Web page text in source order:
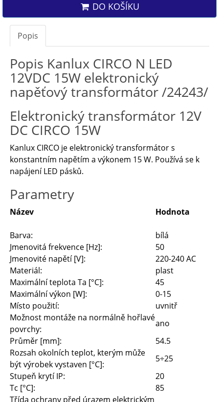
DO KOŠÍKU
Popis
Popis Kanlux CIRCO N LED
12VDC 15W elektronický
napěťový transformátor /24243/
Elektronický transformátor 12V
DC CIRCO 15W
Kanlux CIRCO je elektronický transformátor s
konstantním napětím a výkonem 15 W. Používá se k
napájení LED pásků.
Parametry
Název Hodnota
Barva:
bílá
Jmenovitá frekvence [Hz]:
50
Jmenovité napětí [V]:
220-240 AC
Materiál:
plast
Maximální teplota Ta [°C]:
45
Maximální výkon [W]:
0-15
Místo použití:
uvnitř
Možnost montáže na normálně hořlavé
povrchy:
ano
Průměr [mm]:
54.5
Rozsah okolních teplot, kterým může
být výrobek vystaven [°C]:
5÷25
Stupeň krytí IP:
20
Tc [°C]:
85
Třída ochrany před úrazem elektrickým